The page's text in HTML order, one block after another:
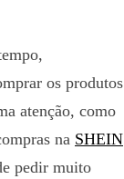
os produtos
atenção, como
na SHEIN
pedir muito